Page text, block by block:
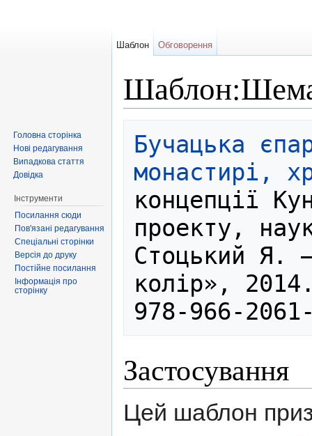
Бучацька
монастирі,
концепції
проекту,
Стоцький Я.
колір»,
Застосування
Цей шаблон
Шаблон Обговорення
Головна сторінка
Нові редагування
Випадкова стаття
Довідка
Інструменти
Посилання сюди
Пов'язані редагування
Спеціальні сторінки
Версія до друку
Постійне посилання
Інформація про
сторінку